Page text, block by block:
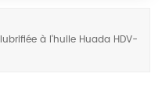
à l'huile Huada HDV-